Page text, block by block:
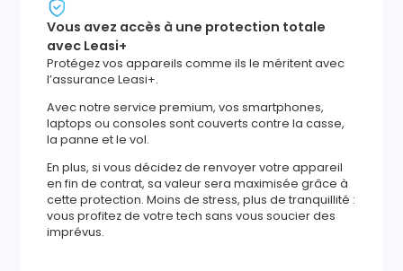
Vous avez accès à une protection totale
avec Leasi+
Protégez vos appareils comme ils le méritent avec
l’assurance Leasi+.
Avec notre service premium, vos smartphones,
laptops ou consoles sont couverts contre la casse,
la panne et le vol.
En plus, si vous décidez de renvoyer votre appareil
en fin de contrat, sa valeur sera maximisée grâce à
cette protection. Moins de stress, plus de tranquillité :
vous profitez de votre tech sans vous soucier des
imprévus.